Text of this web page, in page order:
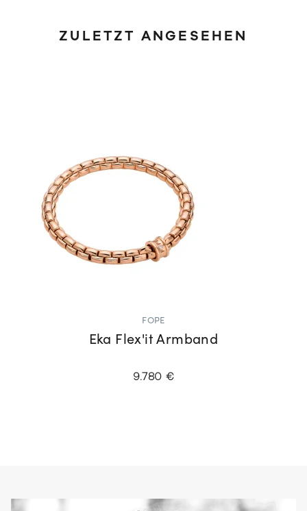
ZULETZT ANGESEHEN
FOPE
Eka Flex'it Armband
9.780 €